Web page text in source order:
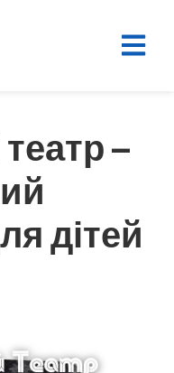
–
дітей